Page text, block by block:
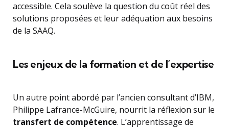
accessible. Cela soulève la question du coût réel des
solutions proposées et leur adéquation aux besoins
de la SAAQ.
Les enjeux de la formation et de l’expertise
Un autre point abordé par l’ancien consultant d’IBM,
Philippe Lafrance-McGuire, nourrit la réflexion sur le
transfert de compétence. L’apprentissage de